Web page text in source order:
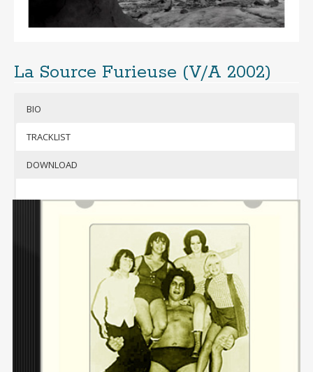
La Source Furieuse (V/A 2002)
BIO
TRACKLIST
DOWNLOAD
Qui a
un
carnet